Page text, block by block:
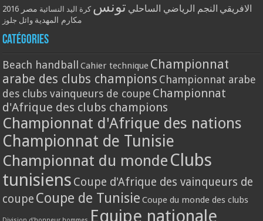
الافريقي النجم الرياضي الساحلي تونس كرة اليد النسائية مصر 2016
مكارم المهدية وائل جلوز
Catégories
Beach handball Cahier technique Championnat
arabe des clubs champions Championnat arabe
des clubs vainqueurs de coupe Championnat
d'Afrique des clubs champions
Championnat d'Afrique des nations
Championnat de Tunisie
Championnat du monde Clubs
tunisiens Coupe d'Afrique des vainqueurs de
coupe Coupe de Tunisie Coupe du monde des clubs
Equipe nationale